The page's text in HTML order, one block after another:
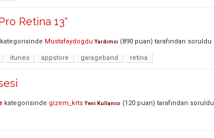
Retina 13"
kategorisinde Mustafaydogdu Yardımcı (890 puan) tarafından soruldu
itunes appstore garageband retina
kategorisinde gizem_krts Yeni Kullanıcı (120 puan) tarafından soruldu